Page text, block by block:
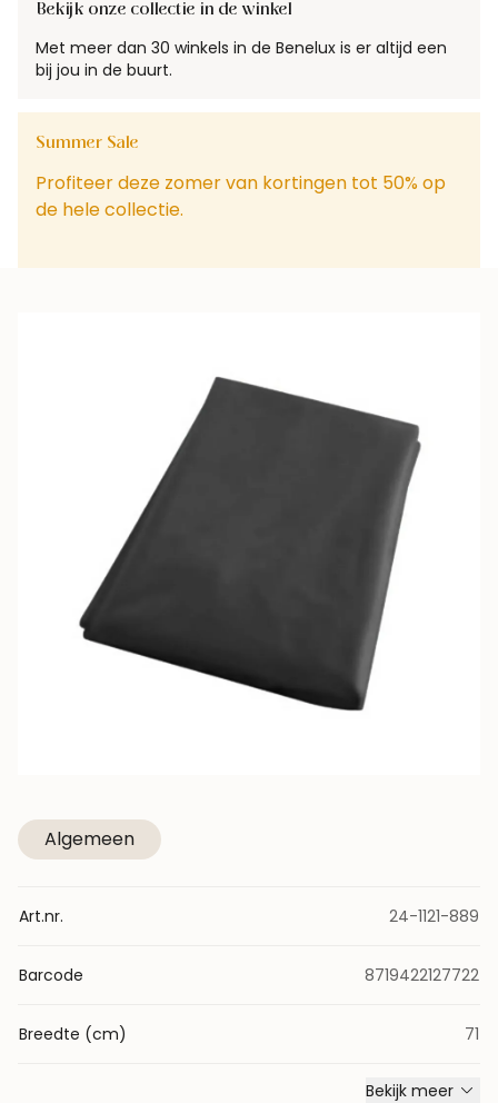
Bekijk onze collectie in de winkel
Met meer dan 30 winkels in de Benelux is er altijd een
bij jou in de buurt.
Summer Sale
Profiteer deze zomer van kortingen tot 50% op
de hele collectie.
Algemeen
Art.nr. 24-1121-889
Barcode 8719422127722
Breedte (cm) 71
Bekijk meer